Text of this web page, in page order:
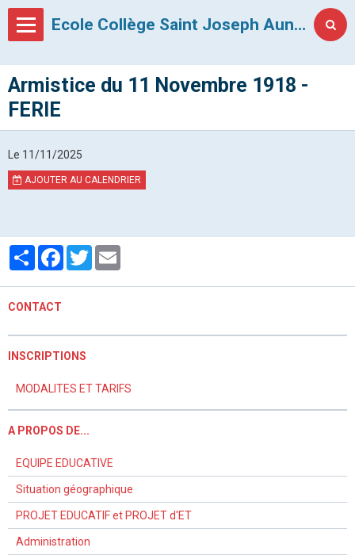
Ecole Collège Saint Joseph Auneau
Armistice du 11 Novembre 1918 -
FERIE
Le 11/11/2025
AJOUTER AU CALENDRIER
PartagerFacebook
Twitter
CONTACT
INSCRIPTIONS
MODALITES ET TARIFS
A PROPOS DE...
EQUIPE EDUCATIVE
Situation géographique
PROJET EDUCATIF et PROJET d'ET
Administration